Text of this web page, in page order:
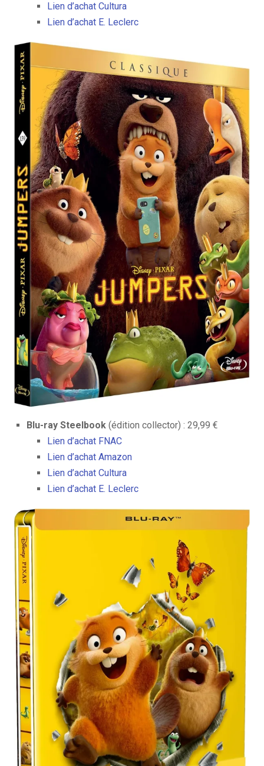
Lien d’achat Cultura
Lien d’achat E. Leclerc
Blu-ray Steelbook (édition collector) : 29,99 €
Lien d’achat FNAC
Lien d’achat Amazon
Lien d’achat Cultura
Lien d’achat E. Leclerc